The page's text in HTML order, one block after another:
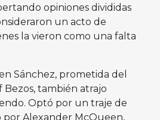
opiniones divididas
un acto de
la vieron como una falta
Sánchez, prometida del
también atrajo
Optó por un traje de
por Alexander McQueen,